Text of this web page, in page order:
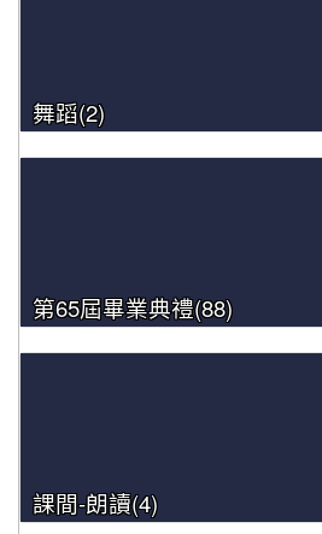
舞蹈(2)
第65屆畢業典禮(88)
課間-朗讀(4)